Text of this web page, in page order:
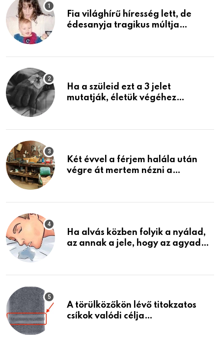
Fia világhírű híresség lett, de
édesanyja tragikus múltja
Ha a szüleid ezt a 3 jelet
mutatják, életük végéhez
Két évvel a férjem halála után
végre át mertem nézni a
életemet
Ha alvás közben folyik a nyálad,
az annak a jele, hogy az agyad…
A törülközőkön lévő titokzatos
csíkok valódi célja…